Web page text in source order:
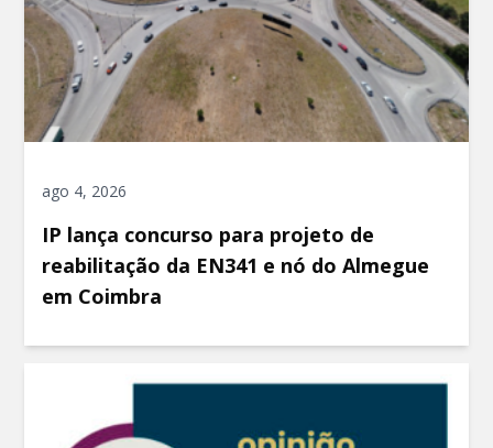
ago 4, 2026
IP lança concurso para projeto de
reabilitação da EN341 e nó do Almegue
em Coimbra